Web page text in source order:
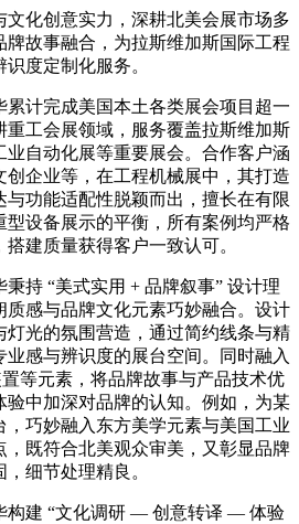
文化创意实力，深耕北美会展市场多
故事融合，为拉斯维加斯国际工程
度定制化服务。
计完成美国本土各类展会项目超一
重工会展领域，服务覆盖拉斯维加斯
业自动化展等重要展会。合作客户涵
企业等，在工程机械展中，其打造
与功能适配性脱颖而出，擅长在有限
型设备展示的平衡，所有案例均严格
建质量获得客户一致认可。
持 “美式实用 + 品牌叙事” 设计理
质感与品牌文化元素巧妙融合。设计
灯光的氛围营造，通过简约线条与精
感与辨识度的展台空间。同时融入
等元素，将品牌故事与产品技术优
验中加深对品牌的认知。例如，为某
巧妙融入东方美学元素与美国工业
，既符合北美观众审美，又彰显品牌
细节处理精良。
构建 “文化调研 — 创意转译 — 体验